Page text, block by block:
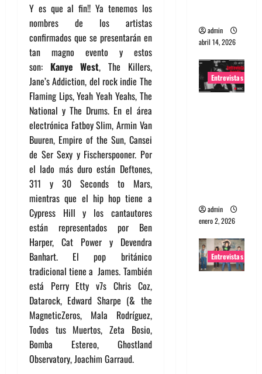
Y es que al fin!! Ya tenemos los
nombres de los artistas
confirmados que se presentarán en
tan magno evento y estos
son: Kanye West, The Killers,
Jane’s Addiction, del rock indie The
Flaming Lips, Yeah Yeah Yeahs, The
National y The Drums. En el área
electrónica Fatboy Slim, Armin Van
Buuren, Empire of the Sun, Cansei
de Ser Sexy y Fischerspooner. Por
el lado más duro están Deftones,
311 y 30 Seconds to Mars,
mientras que el hip hop tiene a
Cypress Hill y los cantautores
están representados por Ben
Harper, Cat Power y Devendra
Banhart. El pop británico
tradicional tiene a James. También
está Perry Etty v7s Chris Coz,
Datarock, Edward Sharpe (& the
MagneticZeros, Mala Rodríguez,
Todos tus Muertos, Zeta Bosio,
Bomba Estereo, Ghostland
Observatory, Joachim Garraud.
admin
abril 14, 2026
Entrevistas
admin
enero 2, 2026
Entrevistas